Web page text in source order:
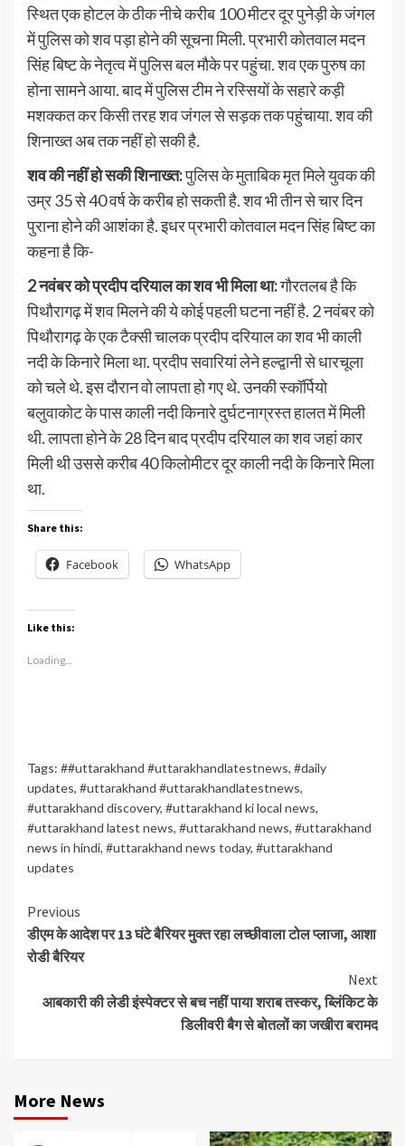
स्थित एक होटल के ठीक नीचे करीब 100 मीटर दूर पुनेड़ी के जंगल
में पुलिस को शव पड़ा होने की सूचना मिली. प्रभारी कोतवाल मदन
सिंह बिष्ट के नेतृत्व में पुलिस बल मौके पर पहुंचा. शव एक पुरुष का
होना सामने आया. बाद में पुलिस टीम ने रस्सियों के सहारे कड़ी
मशक्कत कर किसी तरह शव जंगल से सड़क तक पहुंचाया. शव की
शिनाख्त अब तक नहीं हो सकी है.
शव की नहीं हो सकी शिनाख्त:पुलिस के मुताबिक मृत मिले युवक की
उम्र 35 से 40 वर्ष के करीब हो सकती है. शव भी तीन से चार दिन
पुराना होने की आशंका है. इधर प्रभारी कोतवाल मदन सिंह बिष्ट का
कहना है कि-
2 नवंबर को प्रदीप दरियाल का शव भी मिला था:गौरतलब है कि
पिथौरागढ़ में शव मिलने की ये कोई पहली घटना नहीं है. 2 नवंबर को
पिथौरागढ़ के एक टैक्सी चालक प्रदीप दरियाल का शव भी काली
नदी के किनारे मिला था. प्रदीप सवारियां लेने हल्द्वानी से धारचूला
को चले थे. इस दौरान वो लापता हो गए थे. उनकी स्कॉर्पियो
बलुवाकोट के पास काली नदी किनारे दुर्घटनाग्रस्त हालत में मिली
थी. लापता होने के 28 दिन बाद प्रदीप दरियाल का शव जहां कार
मिली थी उससे करीब 40 किलोमीटर दूर काली नदी के किनारे मिला
था.
Share this:
Facebook WhatsApp
Like this:
Loading...
Tags: ##uttarakhand #uttarakhandlatestnews, #daily
updates, #uttarakhand #uttarakhandlatestnews,
#uttarakhand discovery, #uttarakhand ki local news,
#uttarakhand latest news, #uttarakhand news, #uttarakhand
news in hindi, #uttarakhand news today, #uttarakhand
updates
Continue
Reading
Previous
डीएम के आदेश पर 13 घंटे बैरियर मुक्त रहा लच्छीवाला टोल प्लाजा, आशा
रोडी बैरियर
Next
आबकारी की लेडी इंस्पेक्टर से बच नहीं पाया शराब तस्कर, ब्लिंकिट के
डिलीवरी बैग से बोतलों का जखीरा बरामद
More News